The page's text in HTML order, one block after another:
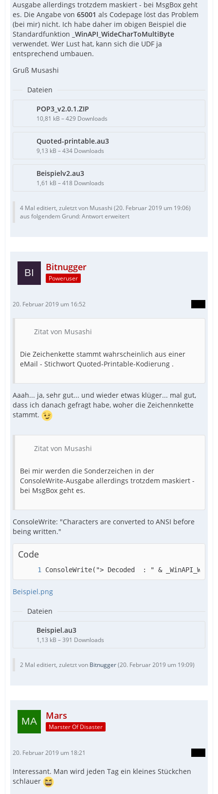
Ausgabe allerdings trotzdem maskiert - bei MsgBox geht
es. Die Angabe von 65001 als Codepage löst das Problem
(bei mir) nicht. Ich habe daher im obigen Beispiel die
Standardfunktion _WinAPI_WideCharToMultiByte
verwendet. Wer Lust hat, kann sich die UDF ja
entsprechend umbauen.
Gruß Musashi
Dateien
POP3_v2.0.1.ZIP
10,81 kB – 429 Downloads
Quoted-printable.au3
9,13 kB – 434 Downloads
Beispielv2.au3
1,61 kB – 418 Downloads
4 Mal editiert, zuletzt von Musashi (20. Februar 2019 um 19:06)
aus folgendem Grund: Antwort erweitert
Bitnugger
Poweruser
20. Februar 2019 um 16:52
Zitat von Musashi
Die Zeichenkette stammt wahrscheinlich aus einer
eMail - Stichwort Quoted-Printable-Kodierung .
Aaah... ja, sehr gut... und wieder etwas klüger... mal gut,
dass ich danach gefragt habe, woher die Zeichennkette
stammt.
Zitat von Musashi
Bei mir werden die Sonderzeichen in der
ConsoleWrite-Ausgabe allerdings trotzdem maskiert -
bei MsgBox geht es.
ConsoleWrite: "Characters are converted to ANSI before
being written."
Code
ConsoleWrite("> Decoded  : " &
Beispiel.png
Dateien
Beispiel.au3
1,13 kB – 391 Downloads
2 Mal editiert, zuletzt von Bitnugger(20. Februar 2019 um 19:09)
Mars
Marster Of Disaster
20. Februar 2019 um 18:21
Interessant. Man wird jeden Tag ein kleines Stückchen
schlauer